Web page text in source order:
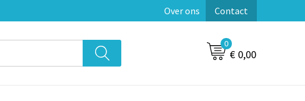
Over ons Contact
0
€ 0,00